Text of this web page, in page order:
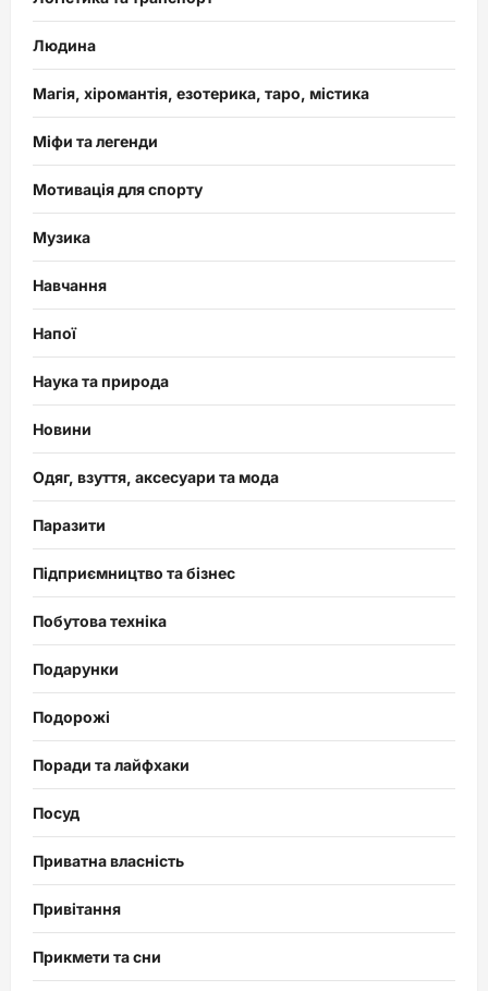
Людина
Магія, хіромантія, езотерика, таро, містика
Міфи та легенди
Мотивація для спорту
Музика
Навчання
Напої
Наука та природа
Новини
Одяг, взуття, аксесуари та мода
Паразити
Підприємництво та бізнес
Побутова техніка
Подарунки
Подорожі
Поради та лайфхаки
Посуд
Приватна власність
Привітання
Прикмети та сни